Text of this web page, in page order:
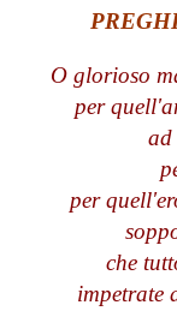
O glorioso
per
ad
per
che
impetrate